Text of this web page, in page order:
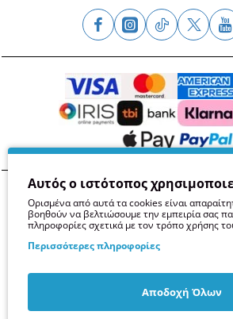
ΌροιΑπόρρητοΑσφάλειαGDPR
Αυτός ο ιστότοπος
Ορισμένα από αυτά τα cookies είναι
βοηθούν να βελτιώσουμε την εμπειρία σας
πληροφορίες σχετικά με τον τρόπο χρήσης
Περισσότερες πληροφορίες
Αποδοχή Όλων